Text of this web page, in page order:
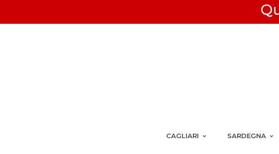
CAGLIARI SARDEGNA